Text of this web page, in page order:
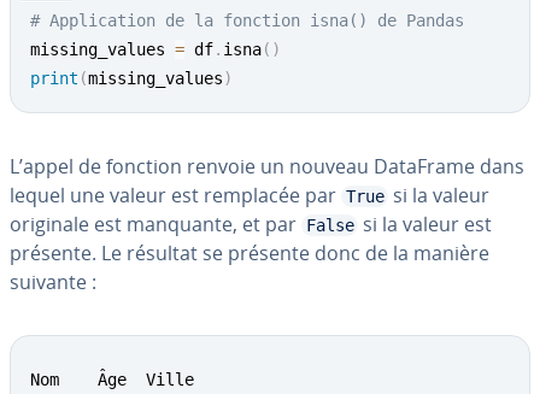
# Application de la fonction isna() de Pandas
missing_values = df. isna( )
print (missing_values)
L’appel de fonction renvoie un nouveau DataFrame dans
lequel une valeur est remplacée par True si la valeur
originale est manquante, et par False si la valeur est
présente. Le résultat se présente donc de la manière
suivante :
Nom    Âge  Ville